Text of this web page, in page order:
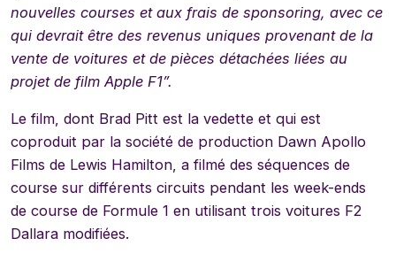
nouvelles courses et aux frais de sponsoring, avec ce
qui devrait être des revenus uniques provenant de la
vente de voitures et de pièces détachées liées au
projet de film Apple F1”.
Le film, dont Brad Pitt est la vedette et qui est
coproduit par la société de production Dawn Apollo
Films de Lewis Hamilton, a filmé des séquences de
course sur différents circuits pendant les week-ends
de course de Formule 1 en utilisant trois voitures F2
Dallara modifiées.